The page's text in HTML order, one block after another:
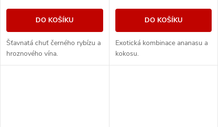
DO KOŠÍKU
Šťavnatá chuť černého rybízu a
hroznového vína.
DO KOŠÍKU
Exotická kombinace ananasu a
kokosu.